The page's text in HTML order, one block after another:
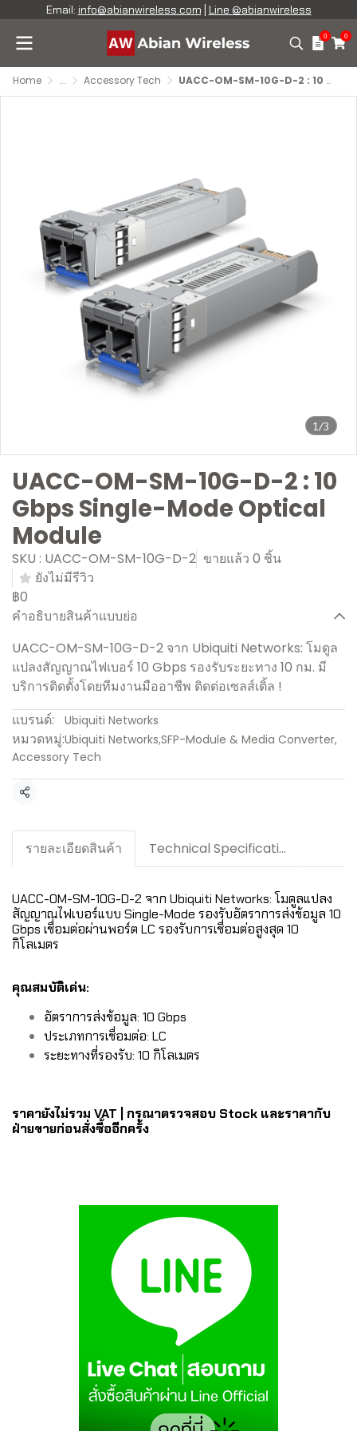
Email: info@abianwireless.com Line @abianwireless
0 0
Home ... Accessory Tech UACC-OM-SM-10G-D-2 : 10 Gbps Single-Mode Optical Module
1/3
UACC-OM-SM-10G-D-2 : 10
Gbps Single-Mode Optical
Module
SKU : UACC-OM-SM-10G-D-2 ขายแล้ว 0 ชิ้น
ยังไม่มีรีวิว
฿0
คำอธิบายสินค้าแบบย่อ
UACC-OM-SM-10G-D-2 จาก Ubiquiti Networks: โมดูล
แปลงสัญญาณไฟเบอร์ 10 Gbps รองรับระยะทาง 10 กม. มี
บริการติดตั้งโดยทีมงานมืออาชีพ ติดต่อเซลส์เติ้ล !
แบรนด์:
Ubiquiti Networks
หมวดหมู่:Ubiquiti Networks,SFP-Module & Media Converter,
Accessory Tech
แชร์
รายละเอียดสินค้า Technical Specification / Downloads
UACC-OM-SM-10G-D-2 จาก Ubiquiti Networks: โมดูลแปลง
สัญญาณไฟเบอร์แบบ Single-Mode รองรับอัตราการส่งข้อมูล 10
Gbps เชื่อมต่อผ่านพอร์ต LC รองรับการเชื่อมต่อสูงสุด 10
กิโลเมตร
คุณสมบัติเด่น:
อัตราการส่งข้อมูล: 10 Gbps
ประเภทการเชื่อมต่อ: LC
ระยะทางที่รองรับ: 10 กิโลเมตร
ราคายังไม่รวม VAT | กรุณาตรวจสอบ Stock และราคากับ
ฝ่ายขายก่อนสั่งซื้ออีกครั้ง